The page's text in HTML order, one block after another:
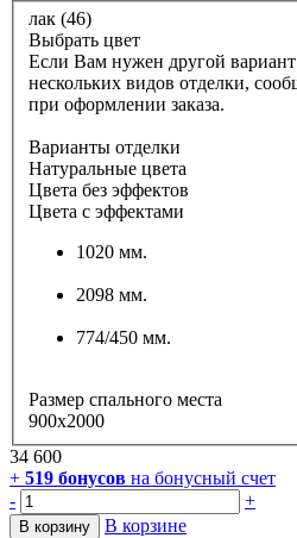
лак (46)
Выбрать цвет
Если Вам нужен другой
нескольких видов отделки,
при оформлении заказа.
Варианты отделки
Натуральные цвета
Цвета без эффектов
Цвета с эффектами
1020 мм.
2098 мм.
774/450 мм.
Размер спального места
900x2000
34 600
+ 519 бонусов на бонусный счет
-
+
В корзину
В корзине